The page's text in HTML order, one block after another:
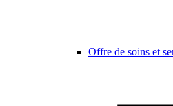
Offre de soins et